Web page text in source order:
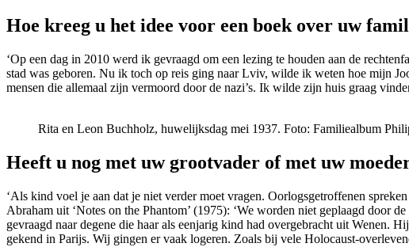
Hoe kreeg u het idee voor een boek over uw
‘Op een dag in 2010 werd ik gevraagd om een lezing te houden aan de
stad was geboren. Nu ik toch op reis ging naar Lviv, wilde ik weten hoe mijn
mensen die allemaal zijn vermoord door de nazi’s. Ik wilde zijn huis graag
Rita en Leon Buchholz, huwelijksdag mei 1937. Foto: Familiealbum
Heeft u nog met uw grootvader of met uw
‘Als kind voel je aan dat je niet verder moet vragen. Oorlogsgetroffenen
Abraham uit ‘Notes on the Phantom’ (1975): ‘We worden niet geplaagd door
gevraagd naar degene die haar als eenjarig kind had overgebracht uit Wenen.
gekend in Parijs. Wij gingen er vaak logeren. Zoals bij vele Holocaust-